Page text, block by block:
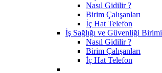
Nasıl Gidilir ?
Birim Çalışanları
İç Hat Telefon
İş Sağlığı ve Güvenliği Birimi
Nasıl Gidilir ?
Birim Çalışanları
İç Hat Telefon